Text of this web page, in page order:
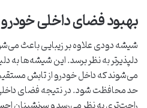
بهبود فضای داخلی خودرو
شیشه دودی علاوه بر زیبایی باعث
دلپذیرتر به نظر برسد. این شیشه‌ها
می‌شوند که داخل خودرو از تابش
حد محافظت شود. در نتیجه فضای